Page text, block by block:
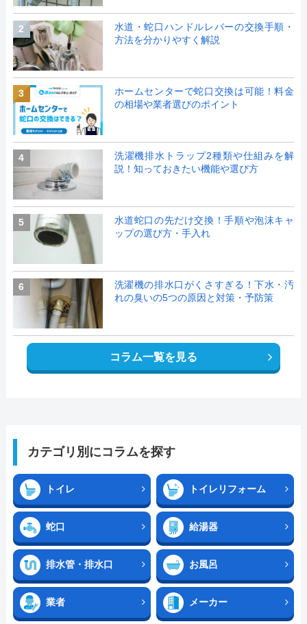
2
水道・蛇口ハンドルレバーの交換手順・
方法を分かりやすく解説
3
ホームセンターで蛇口交換は可能！料金
の相場や業者選びのポイント
4
洗濯機排水トラップ2種類や仕組みを解
説！知っておきたい機能や選び方
5
水道蛇口の先だけ交換！手順や泡沫キャ
ップの選び方・手入れ
6
洗濯機の排水口がくさすぎる！下水・汚
れの臭いの5つの原因と対策・予防策
コラム一覧を見る
カテゴリ別にコラムを探す
トイレ トイレリフォーム
蛇口 給湯器
排水管・排水口 お風呂
業者 メーカー